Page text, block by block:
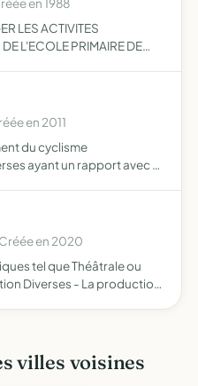
en 1988
LES ACTIVITES
L'ECOLE PRIMAIRE DE
en 2011
du cyclisme
ayant un rapport avec le
en 2020
tel que Théâtrale ou
Diverses - La production
villes voisines